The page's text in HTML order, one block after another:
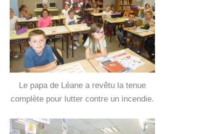
Le papa de Léane a revêtu la tenue
complète pour lutter contre un incendie.